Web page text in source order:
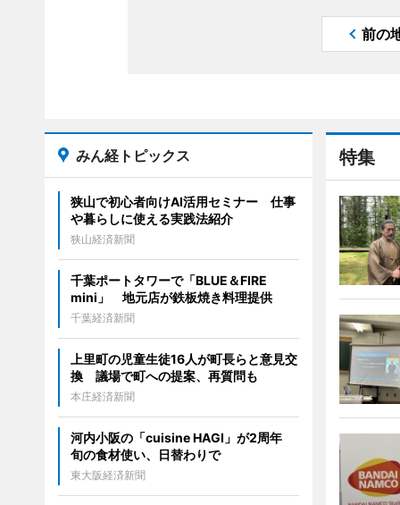
前の
特集
みん経トピックス
狭山で初心者向けAI活用セミナー 仕事
や暮らしに使える実践法紹介
狭山経済新聞
千葉ポートタワーで「BLUE＆FIRE
mini」 地元店が鉄板焼き料理提供
千葉経済新聞
上里町の児童生徒16人が町長らと意見交
換 議場で町への提案、再質問も
本庄経済新聞
河内小阪の「cuisine HAGI」が2周年
旬の食材使い、日替わりで
東大阪経済新聞